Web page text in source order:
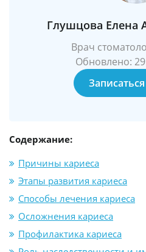
Глушцова Елена
Врач
Обновлено:
Содержание:
Причины кариеса
Этапы развития кариеса
Способы лечения кариеса
Осложнения кариеса
Профилактика кариеса